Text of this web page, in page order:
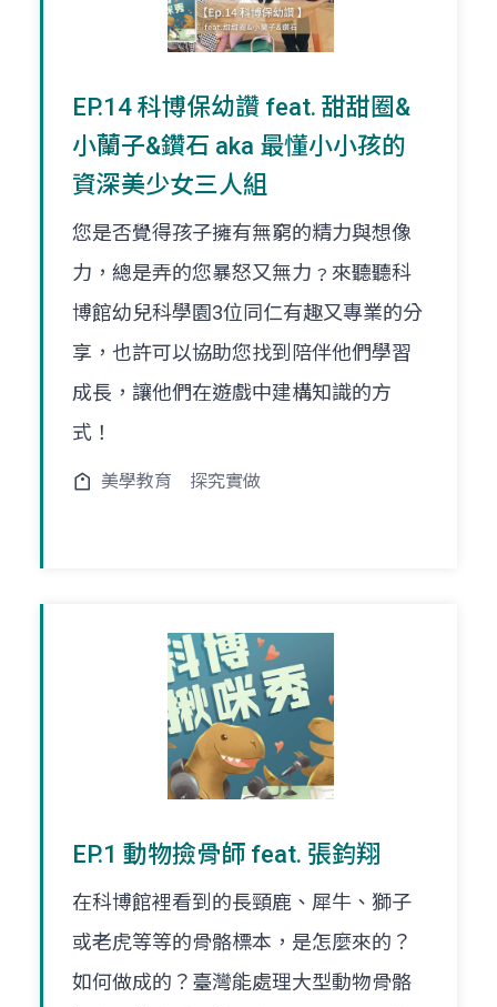
EP.14 科博保幼讚 feat. 甜甜圈&
小蘭子&鑽石 aka 最懂小小孩的
資深美少女三人組
您是否覺得孩子擁有無窮的精力與想像
力，總是弄的您暴怒又無力﹖來聽聽科
博館幼兒科學園3位同仁有趣又專業的分
享，也許可以協助您找到陪伴他們學習
成長，讓他們在遊戲中建構知識的方
式！
美學教育 探究實做
EP.1 動物撿骨師 feat. 張鈞翔
在科博館裡看到的長頸鹿、犀牛、獅子
或老虎等等的骨骼標本，是怎麼來的？
如何做成的？臺灣能處理大型動物骨骼